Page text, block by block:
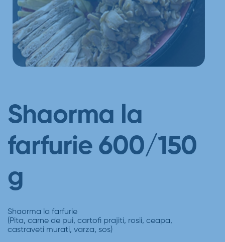
Shaorma la
farfurie 600/150
g
Shaorma la farfurie
(Pita, carne de pui, cartofi prajiti, rosii, ceapa,
castraveti murati, varza, sos)